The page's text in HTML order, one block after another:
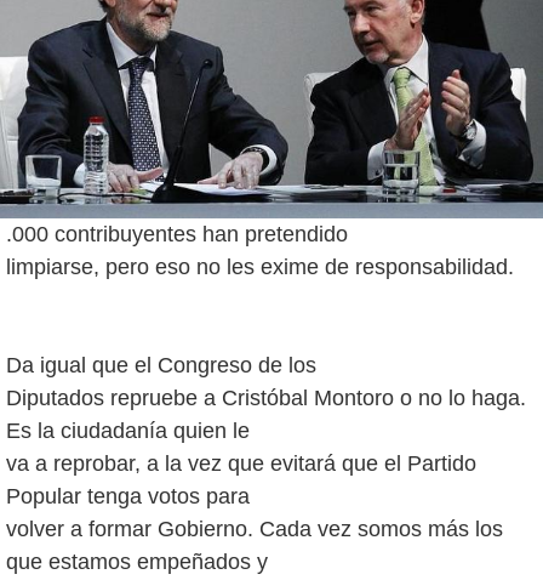
.000 contribuyentes han pretendido
limpiarse, pero eso no les exime de responsabilidad.
Da igual que el Congreso de los
Diputados repruebe a Cristóbal Montoro o no lo haga.
Es la ciudadanía quien le
va a reprobar, a la vez que evitará que el Partido
Popular tenga votos para
volver a formar Gobierno. Cada vez somos más los
que estamos empeñados y